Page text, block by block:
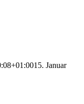
15. Januar